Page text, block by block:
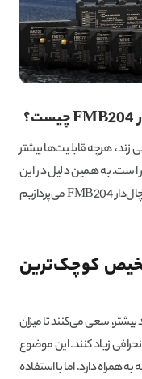
FMB204چیست؟
هرچه قابلیت‌ها بیشتر
است. به همین دلیل در این
قسمت به بررسی امکانات ردیاب خودروهای یخچال‌دار FMB204 می‌پردازیم
کوچک‌ترین
بیشتر، سعی می‌کنند تا میزان
زیاد کنند. این موضوع
همراه دارد. اما با استفاده